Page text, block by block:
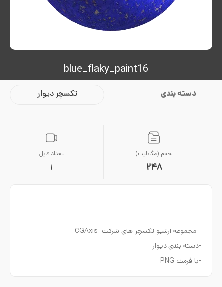
blue_flaky_paint16
دسته بندی تکسچر دیوار
حجم (مگابایت)
248
تعداد فایل
1
– مجموعه ارشیو تکسچر های شرکت CGAxis
-دسته بندی دیوار
-با فرمت PNG